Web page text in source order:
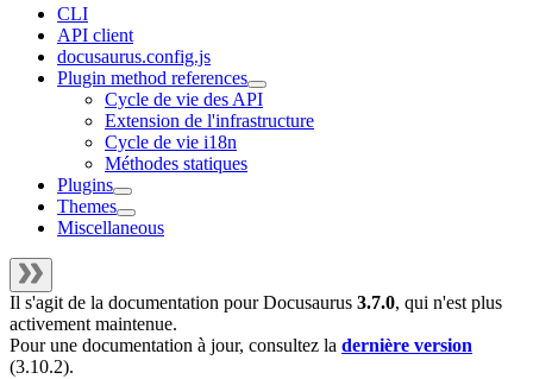
CLI
API client
docusaurus.config.js
Plugin method references
Cycle de vie des API
Extension de l'infrastructure
Cycle de vie i18n
Méthodes statiques
Plugins
Themes
Miscellaneous
Il s'agit de la documentation pourDocusaurus 3.7.0, qui n'est plus
activement maintenue.
Pour une documentation à jour, consultez la dernière version
(3.10.2).